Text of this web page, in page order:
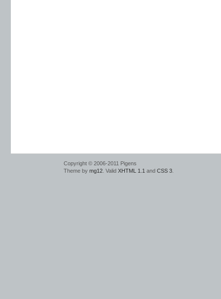
Copyright © 2006-2011 Pigens
Theme by mg12 . Valid XHTML 1.1 and CSS 3